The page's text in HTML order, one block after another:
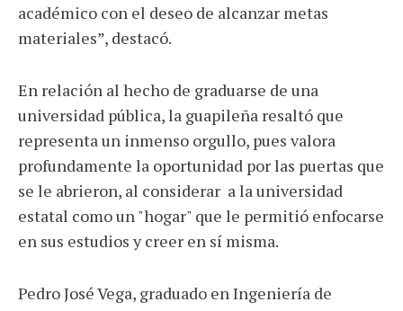
académico con el deseo de alcanzar metas
materiales”, destacó.
En relación al hecho de graduarse de una
universidad pública, la guapileña resaltó que
representa un inmenso orgullo, pues valora
profundamente la oportunidad por las puertas que
se le abrieron, al considerar a la universidad
estatal como un "hogar" que le permitió enfocarse
en sus estudios y creer en sí misma.
Pedro José Vega, graduado en Ingeniería de